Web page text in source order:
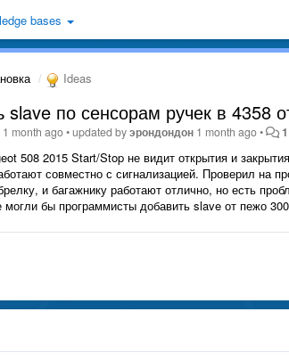
bases
Ideas
slave по сенсорам ручек в 4358
1 month ago•updated byэрондондон 1 month ago• 1
508 2015 Start/Stop не видит открытия и
совместно с сигнализацией. Проверил на
и багажнику работают отлично, но есть
могли бы программисты добавить slave от пежо